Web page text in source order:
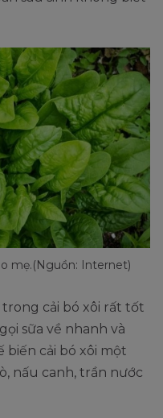
mẹ.(Nguồn: Internet)
cải bó xôi rất tốt
sữa về nhanh và
biến cải bó xôi một
nấu canh, trần nước